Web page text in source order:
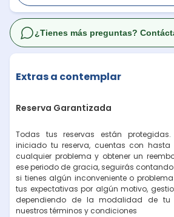
Extras a contemplar
Reserva Garantizada
Todas tus reservas están
iniciado tu reserva, cuentas con
cualquier problema y obtener un
ese periodo de gracia, seguirás
si tienes algún inconveniente o
tus expectativas por algún motivo,
dependiendo de la modalidad de
nuestros términos y condiciones
¿Tienes más preguntas?